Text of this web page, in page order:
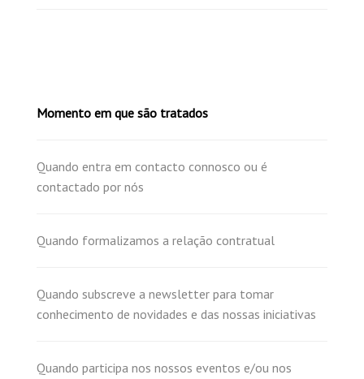
Momento em que são tratados
Quando entra em contacto connosco ou é
contactado por nós
Quando formalizamos a relação contratual
Quando subscreve a newsletter para tomar
conhecimento de novidades e das nossas iniciativas
Quando participa nos nossos eventos e/ou nos